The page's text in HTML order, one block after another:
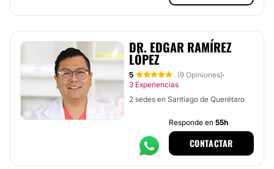
DR. EDGAR RAMÍREZ
LÓPEZ
5 (9 Opiniones)·
3 Experiencias
2 sedes en Santiago de Querétaro
Responde en 55h
CONTACTAR